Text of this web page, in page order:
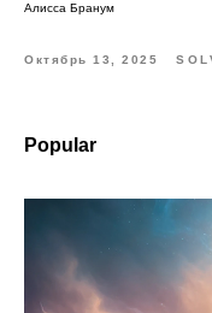
Алисса Бранум
Октябрь 13, 2025
Popular